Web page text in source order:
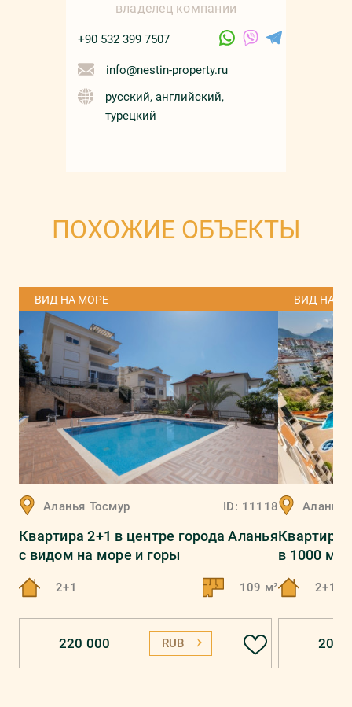
владелец компании
+90 532 399 7507
info@nestin-property.ru
русский, английский,
турецкий
ПОХОЖИЕ ОБЪЕКТЫ
ВИД НА МОРЕ
Аланья Тосмур ID: 11118
Квартира 2+1 в центре города Аланья
с видом на море и горы
2+1 109 м²
220 000 RUB
ВИД НА
Аланья
Квартира
в 1000 м
2+1
207